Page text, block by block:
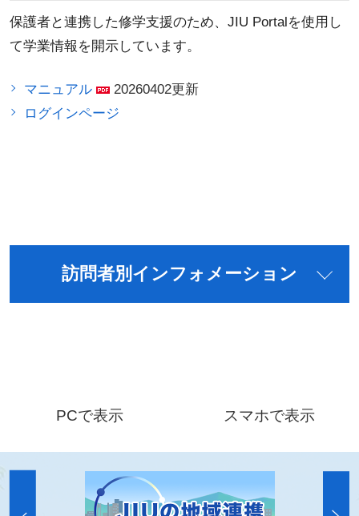
保護者と連携した修学支援のため、JIU Portalを使用し
て学業情報を開示しています。
マニュアル
20260402更新
ログインページ
訪問者別インフォメーション
PCで表示 スマホで表示